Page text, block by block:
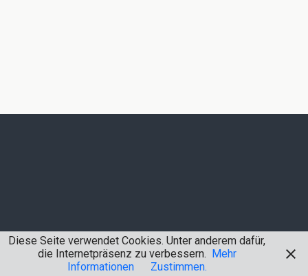
Diese Seite verwendet Cookies. Unter anderem dafür,
die Internetpräsenz zu verbessern. Mehr
Informationen
Zustimmen.